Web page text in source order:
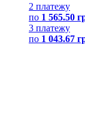
2 платежу
по 1 565.50
3 платежу
по 1 043.67